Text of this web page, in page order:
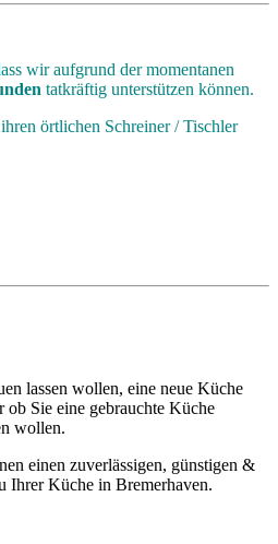
wir aufgrund der momentanen
tatkräftig unterstützen können.
örtlichen Schreiner / Tischler
lassen wollen, eine neue Küche
ob Sie eine gebrauchte Küche
wollen.
einen zuverlässigen, günstigen &
Ihrer Küche in Bremerhaven.